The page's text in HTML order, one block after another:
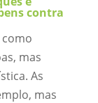
contra
mas
As
mas